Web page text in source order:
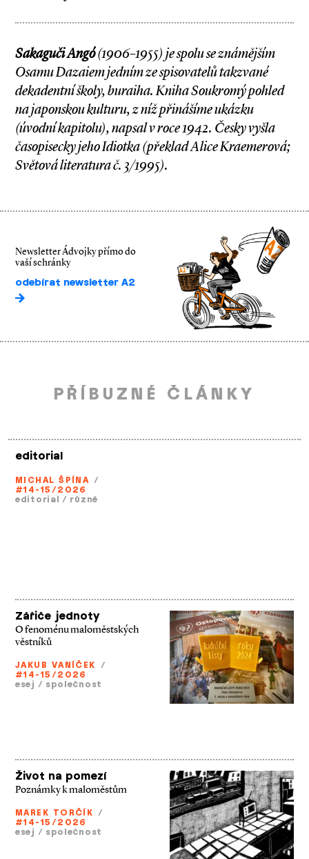
Sakaguči Angó(1906–1955) je spolu se známějším
Osamu Dazaiem jedním ze spisovatelů takzvané
dekadentní školy, buraiha. Kniha Soukromý pohled
na japonskou kulturu, z níž přinášíme ukázku
(úvodní kapitolu), napsal v roce 1942. Česky vyšla
časopisecky jeho Idiotka (překlad Alice Kraemerová;
Světová literatura č. 3/1995).
Newsletter Ádvojky přímo do
vaší schránky
odebírat newsletter A2
PŘÍBUZNÉ ČLÁNKY
editorial
MICHAL ŠPÍNA /
#14-15/2026
editorial / různé
Zářiče jednoty
O fenoménu maloměstských
věstníků
JAKUB VANÍČEK /
#14-15/2026
esej / společnost
Život na pomezí
Poznámky k maloměstům
MAREK TORČÍK /
#14-15/2026
esej / společnost